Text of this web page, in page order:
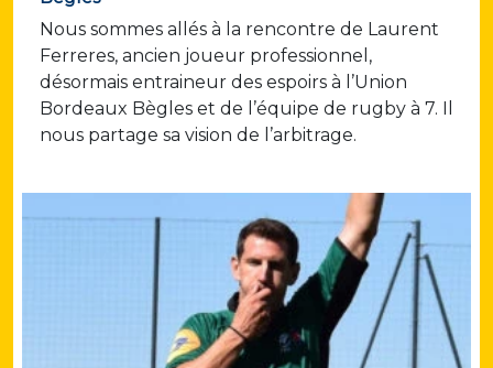
Nous sommes allés à la rencontre de Laurent
Ferreres, ancien joueur professionnel,
désormais entraineur des espoirs à l’Union
Bordeaux Bègles et de l’équipe de rugby à 7. Il
nous partage sa vision de l’arbitrage.